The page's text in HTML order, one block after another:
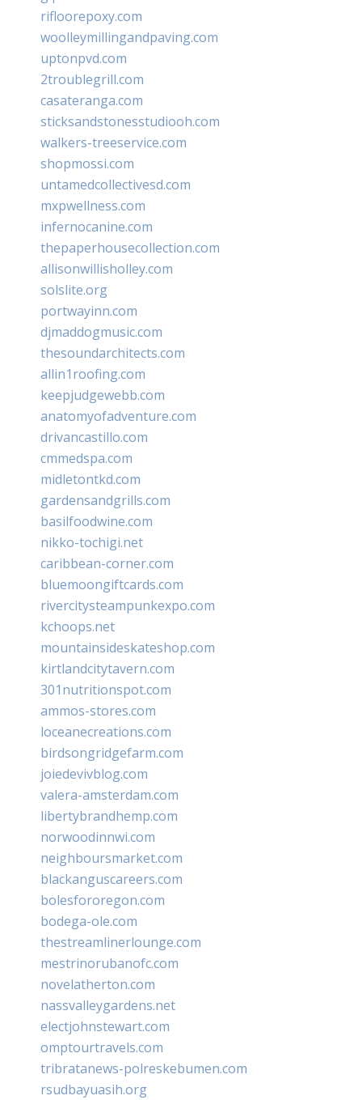
rifloorepoxy.com
woolleymillingandpaving.com
uptonpvd.com
2troublegrill.com
casateranga.com
sticksandstonesstudiooh.com
walkers-treeservice.com
shopmossi.com
untamedcollectivesd.com
mxpwellness.com
infernocanine.com
thepaperhousecollection.com
allisonwillisholley.com
solslite.org
portwayinn.com
djmaddogmusic.com
thesoundarchitects.com
allin1roofing.com
keepjudgewebb.com
anatomyofadventure.com
drivancastillo.com
cmmedspa.com
midletontkd.com
gardensandgrills.com
basilfoodwine.com
nikko-tochigi.net
caribbean-corner.com
bluemoongiftcards.com
rivercitysteampunkexpo.com
kchoops.net
mountainsideskateshop.com
kirtlandcitytavern.com
301nutritionspot.com
ammos-stores.com
loceanecreations.com
birdsongridgefarm.com
joiedevivblog.com
valera-amsterdam.com
libertybrandhemp.com
norwoodinnwi.com
neighboursmarket.com
blackanguscareers.com
bolesfororegon.com
bodega-ole.com
thestreamlinerlounge.com
mestrinorubanofc.com
novelatherton.com
nassvalleygardens.net
electjohnstewart.com
omptourtravels.com
tribratanews-polreskebumen.com
rsudbayuasih.org